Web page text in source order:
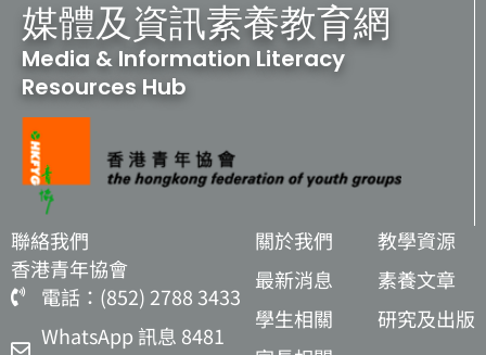
媒體及資訊素養教育網
Media & Information Literacy
Resources Hub
聯絡我們
香港青年協會
電話：(852) 2788 3433
WhatsApp 訊息 8481
關於我們
最新消息
學生相關
教學資源
素養文章
研究及出版